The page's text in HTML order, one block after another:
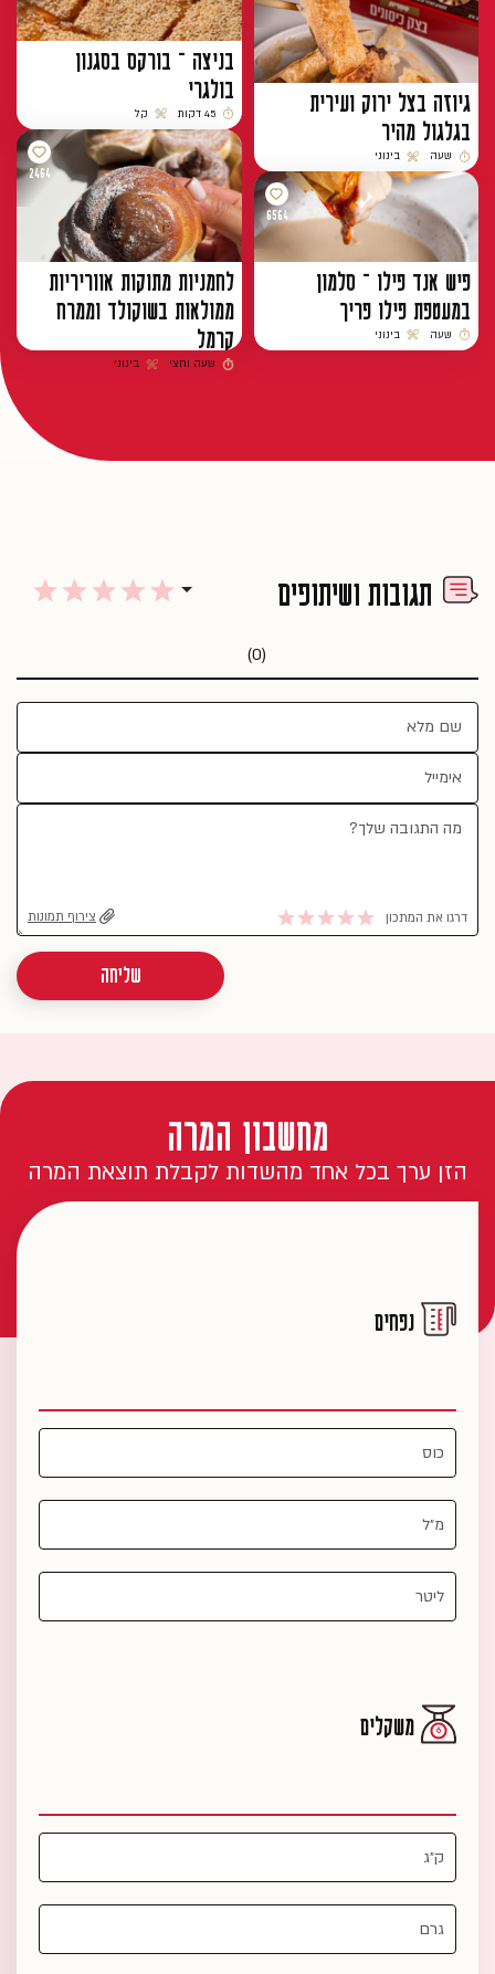
גיוזה בצל ירוק ועירית
בגלגול מהיר
זמן הכנה
שעה
רמת קושי
בינוני
בניצה – בורקס בסגנון
בולגרי
זמן הכנה
45 דקות
רמת קושי
קל
6564
פיש אנד פילו – סלמון
במעטפת פילו פריך
זמן הכנה
שעה
רמת קושי
בינוני
2464
לחמניות מתוקות אווריריות
ממולאות בשוקולד וממרח
קרמל
זמן הכנה
שעה וחצי
רמת קושי
בינוני
תגובות ושיתופים
(0)
דרגו את המתכון צירוף תמונות
שליחה
מחשבון המרה
הזן ערך בכל אחד מהשדות לקבלת תוצאת המרה
נפחים
משקלים